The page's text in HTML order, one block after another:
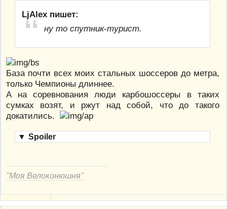
LjAlex пишет:
ну то спутник-турист.
База почти всех моих стальных шоссеров до метра,
только Чемпионы длиннее.
А на соревнования люди карбошоссеры в таких
сумках возят, и ржут над собой, что до такого
докатились.
▼ Spoiler
"Моя Велоконюшня"